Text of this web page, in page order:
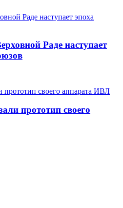
Раде наступает
прототип своего